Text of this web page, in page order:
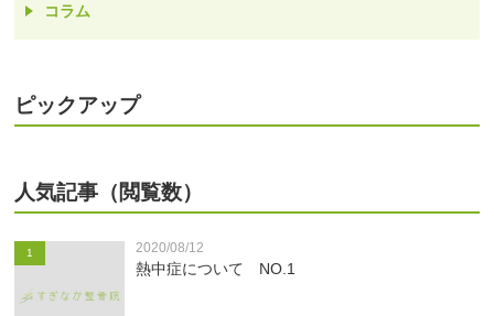
コラム
ピックアップ
人気記事（閲覧数）
1 2020/08/12
熱中症について NO.1